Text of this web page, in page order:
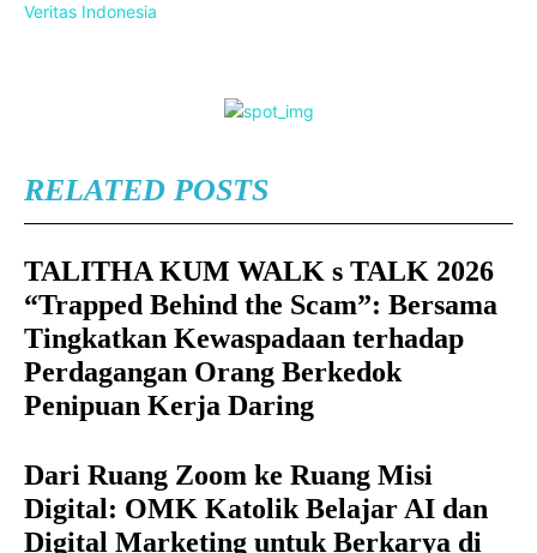
Veritas Indonesia
RELATED POSTS
TALITHA KUM WALK s TALK 2026
“Trapped Behind the Scam”: Bersama
Tingkatkan Kewaspadaan terhadap
Perdagangan Orang Berkedok
Penipuan Kerja Daring
Dari Ruang Zoom ke Ruang Misi
Digital: OMK Katolik Belajar AI dan
Digital Marketing untuk Berkarya di